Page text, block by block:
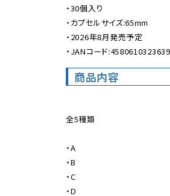
・30個入り
・カプセルサイズ:65mm
・2026年8月発売予定
・JANコード:4580610323639
商品内容
全5種類
・A
・B
・C
・D